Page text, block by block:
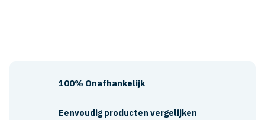
100% Onafhankelijk
Eenvoudig producten vergelijken